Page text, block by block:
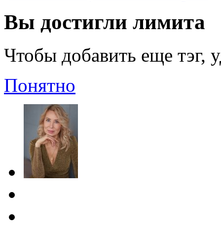
Вы достигли лимита
Чтобы добавить еще тэг,
Понятно